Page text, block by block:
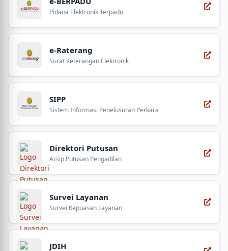
Pidana Elektronik Terpadu
e-Raterang
Surat Keterangan Elektronik
SIPP
Sistem Informasi Penelusuran Perkara
Direktori Putusan
Arsip Putusan Pengadilan
Survei Layanan
Survei Kepuasan Layanan
JDIH